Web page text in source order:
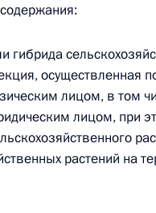
г. № 246-ФЗ
Федерации
г. № 268-ФЗ
гибрида
осуществленная
лицом, в том
лицом, при
растений на